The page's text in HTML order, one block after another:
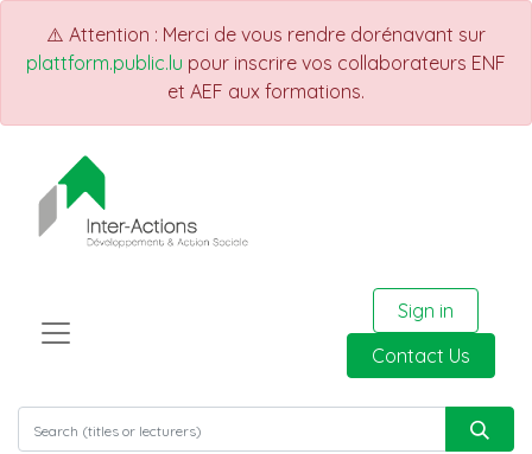
⚠️ Attention : Merci de vous rendre dorénavant sur
plattform.public.lu pour inscrire vos collaborateurs ENF
et AEF aux formations.
Sign in
Contact Us